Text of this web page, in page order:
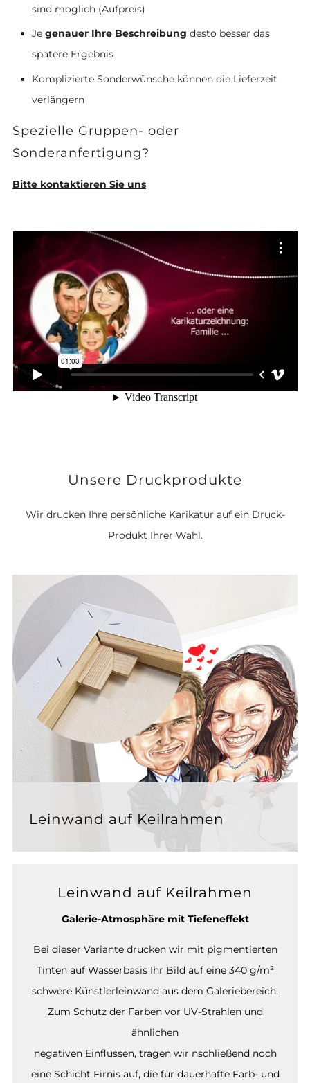
sind möglich (Aufpreis)
Je genauer Ihre Beschreibung desto besser das
spätere Ergebnis
Komplizierte Sonderwünsche können die Lieferzeit
verlängern
Spezielle Gruppen- oder
Sonderanfertigung?
Bitte kontaktieren Sie uns
Unsere Druckprodukte
Wir drucken Ihre persönliche Karikatur auf ein Druck-
Produkt Ihrer Wahl.
Leinwand auf Keilrahmen
Leinwand auf Keilrahmen
Galerie-Atmosphäre mit Tiefeneffekt
Bei dieser Variante drucken wir mit pigmentierten
Tinten auf Wasserbasis Ihr Bild auf eine 340 g/m²
schwere Künstlerleinwand aus dem Galeriebereich.
Zum Schutz der Farben vor UV-Strahlen und
ähnlichen
negativen Einflüssen, tragen wir nschließend noch
eine Schicht Firnis auf, die für dauerhafte Farb- und